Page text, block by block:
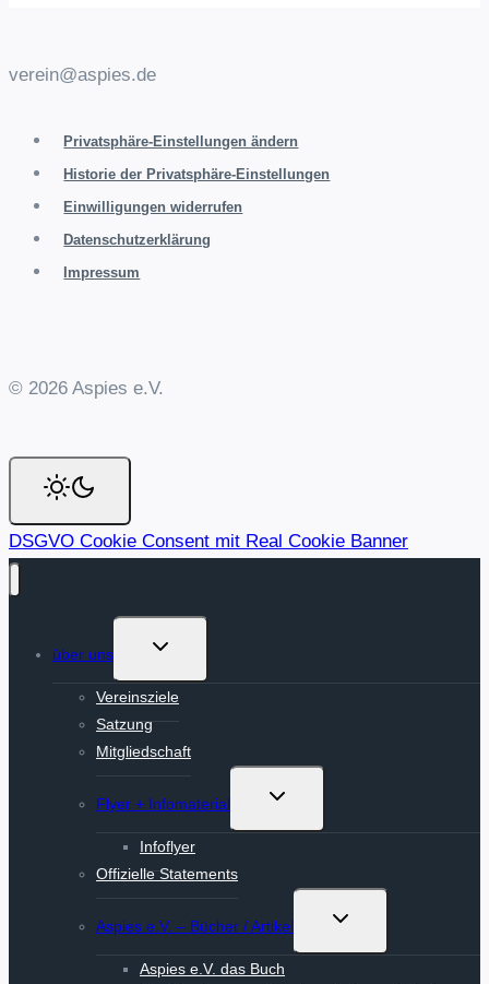
verein@aspies.de
Privatsphäre-Einstellungen ändern
Historie der Privatsphäre-Einstellungen
Einwilligungen widerrufen
Datenschutzerklärung
Impressum
© 2026 Aspies e.V.
DSGVO Cookie Consent mit Real Cookie Banner
über uns
Untermenü
Vereinsziele
Satzung
Mitgliedschaft
Flyer + Infomaterial
Untermenü
Infoflyer
Offizielle Statements
Aspies e.V. – Bücher / Artikel
Untermenü
Aspies e.V. das Buch